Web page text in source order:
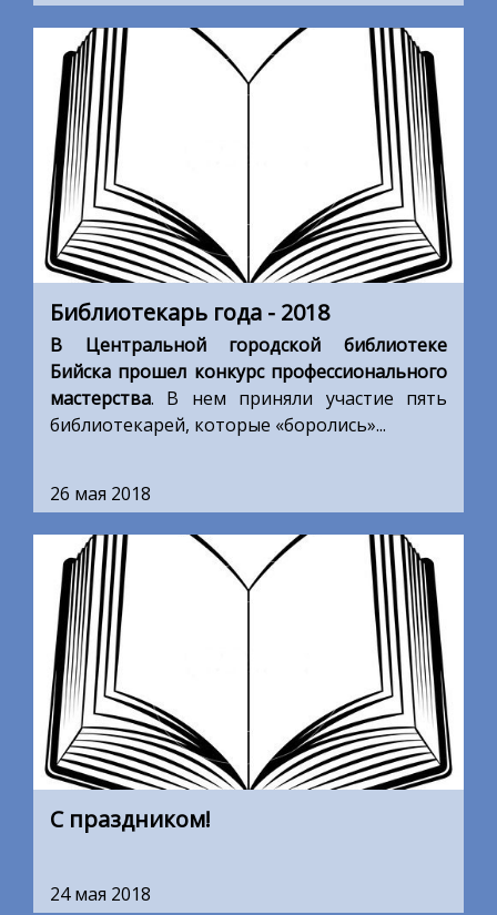
Библиотекарь года - 2018
В Центральной городской библиотеке
Бийска прошел конкурс профессионального
мастерства. В нем приняли участие пять
библиотекарей, которые «боролись»...
26 мая 2018
С праздником!
24 мая 2018